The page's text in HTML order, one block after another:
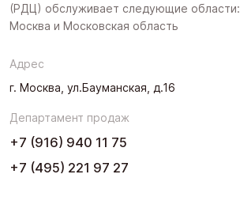
Поволжье
Урал
(РДЦ) обслуживает следующие области:
Москва и Московская область
Адрес
г. Москва, ул.Бауманская, д.16
Департамент продаж
+7 (916) 940 11 75
+7 (495) 221 97 27